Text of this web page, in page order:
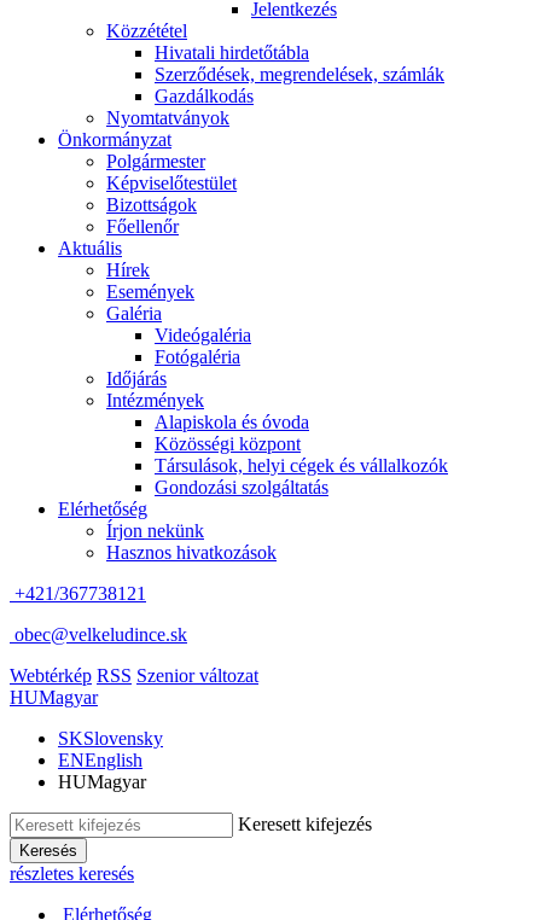
Jelentkezés
Közzététel
Hivatali hirdetőtábla
Szerződések, megrendelések, számlák
Gazdálkodás
Nyomtatványok
Önkormányzat
Polgármester
Képviselőtestület
Bizottságok
Főellenőr
Aktuális
Hírek
Események
Galéria
Videógaléria
Fotógaléria
Időjárás
Intézmények
Alapiskola és óvoda
Közösségi központ
Társulások, helyi cégek és vállalkozók
Gondozási szolgáltatás
Elérhetőség
Írjon nekünk
Hasznos hivatkozások
+421/367738121
obec@velkeludince.sk
Webtérkép RSS Szenior változat
HUMagyar
SKSlovensky
ENEnglish
HUMagyar
Keresett kifejezés
Keresés
részletes keresés
Elérhetőség